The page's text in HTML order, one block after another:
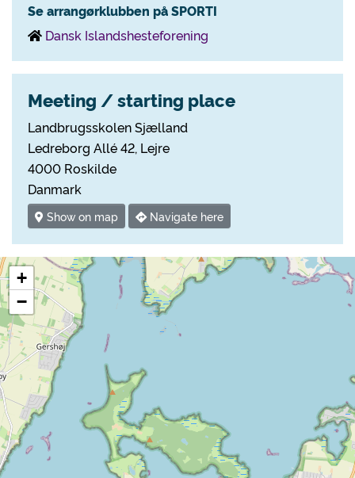
Se arrangørklubben på SPORTI
Dansk Islandshesteforening
Meeting / starting place
Landbrugsskolen Sjælland
Ledreborg Allé 42, Lejre
4000 Roskilde
Danmark
Show on map Navigate here
+
−